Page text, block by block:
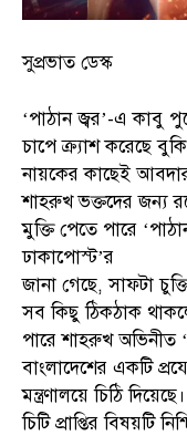
সুপ্রভাত ডেস্ক
‘পাঠান জ্বর’-এ কাবু
চাপে ক্র্যাশ করেছে
নায়কের কাছেই
শাহরুখ ভক্তদের জন্য
মুক্তি পেতে পারে
ঢাকাপোস্ট’র
জানা গেছে, সাফটা
সব কিছু ঠিকঠাক
পারে শাহরুখ অভিনীত
বাংলাদেশের একটি
মন্ত্রণালয়ে চিঠি দিয়েছে।
চিটি প্রাপ্তির বিষয়টি